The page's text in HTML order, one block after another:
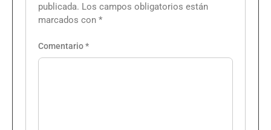
publicada. Los campos obligatorios están
marcados con *
Comentario*